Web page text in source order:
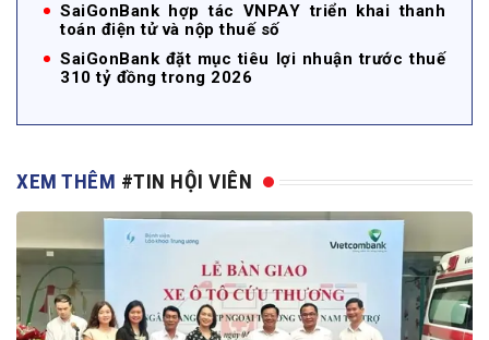
SaiGonBank hợp tác VNPAY triển khai thanh
toán điện tử và nộp thuế số
SaiGonBank đặt mục tiêu lợi nhuận trước thuế
310 tỷ đồng trong 2026
XEM THÊM #TIN HỘI VIÊN